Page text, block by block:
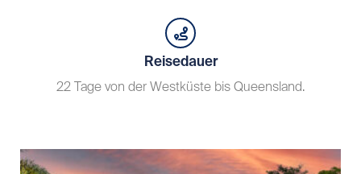
Reisedauer
22 Tage von der Westküste bis Queensland.